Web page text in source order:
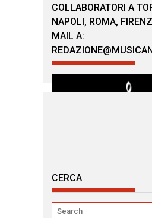
COLLABORATORI A
NAPOLI, ROMA,
MAIL A:
CERCA